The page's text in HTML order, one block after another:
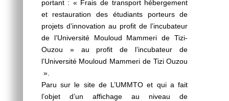
portant : « Frais de transport hébergement
et restauration des étudiants porteurs de
projets d’innovation au profit de l’incubateur
de l’Université Mouloud Mammeri de Tizi-
Ouzou » au profit de l’incubateur de
l’Université Mouloud Mammeri de Tizi Ouzou
».
Paru sur le site de L’UMMTO et qui a fait
l’objet d’un affichage au niveau de